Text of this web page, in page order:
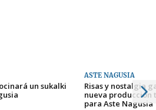
un sukalki
ASTE NAGUSIA
Risas y nostalgia
nueva producción
para Aste Nagusia